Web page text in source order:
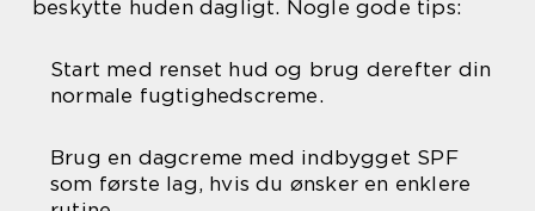
beskytte huden dagligt. Nogle gode tips:
Start med renset hud og brug derefter din
normale fugtighedscreme.
Brug en dagcreme med indbygget SPF
som første lag, hvis du ønsker en enklere